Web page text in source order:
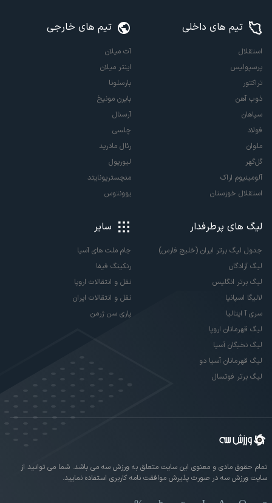
تیم های داخلی
استقلال
پرسپولیس
تراکتور
ذوب آهن
سپاهان
فولاد
ملوان
گل‌گهر
آلومینیوم اراک
استقلال خوزستان
تیم های خارجی
آث میلان
اینتر میلان
بارسلونا
بایرن مونیخ
آرسنال
چلسی
رئال مادرید
لیورپول
منچستریونایتد
یوونتوس
لیگ های پرطرفدار
جدول لیگ برتر ایران (خلیج فارس)
لیگ آزادگان
لیگ برتر انگلیس
لالیگا اسپانیا
سری آ ایتالیا
لیگ قهرمانان اروپا
لیگ نخبگان آسیا
لیگ قهرمانان آسیا دو
لیگ برتر فوتسال
سایر
جام ملت های آسیا
رنکینگ فیفا
نقل و انتقالات اروپا
نقل و انتقالات ایران
پاری سن ژرمن
تمام حقوق مادی و معنوی این سایت متعلق به ورزش سه می باشد. شما می توانید از
سایت ورزش سه در صورت پذیرش موافقت نامه کاربری استفاده نمایید.